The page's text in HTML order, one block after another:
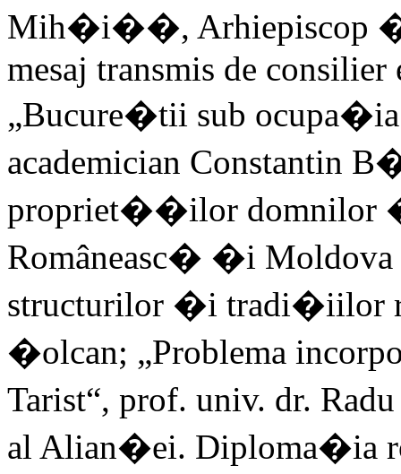
Mih�i��, Arhiepiscop
mesaj transmis de
„Bucure�tii sub
academician Constantin
propriet��ilor domnilor
Româneasc� �i Moldova
structurilor �i tradi�iilor
�olcan; „Problema
Tarist“, prof. univ. dr.
al Alian�ei. Diploma�ia